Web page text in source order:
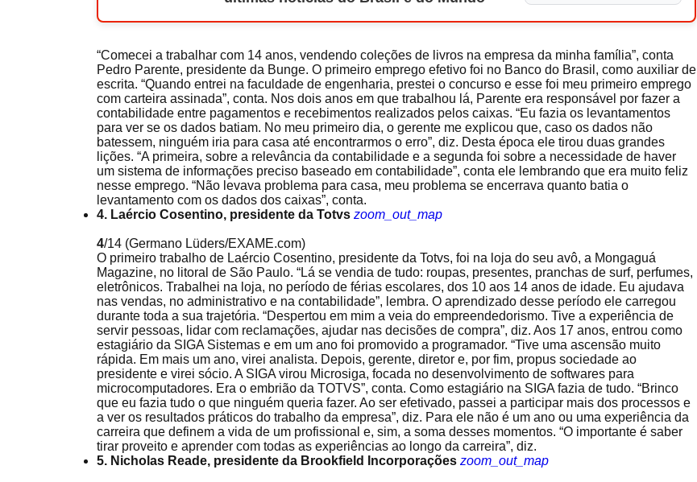
“Comecei a trabalhar com 14 anos, vendendo coleções de livros na empresa da minha família”, conta
Pedro Parente, presidente da Bunge. O primeiro emprego efetivo foi no Banco do Brasil, como auxiliar de
escrita. “Quando entrei na faculdade de engenharia, prestei o concurso e esse foi meu primeiro emprego
com carteira assinada”, conta. Nos dois anos em que trabalhou lá, Parente era responsável por fazer a
contabilidade entre pagamentos e recebimentos realizados pelos caixas. “Eu fazia os levantamentos
para ver se os dados batiam. No meu primeiro dia, o gerente me explicou que, caso os dados não
batessem, ninguém iria para casa até encontrarmos o erro”, diz. Desta época ele tirou duas grandes
lições. “A primeira, sobre a relevância da contabilidade e a segunda foi sobre a necessidade de haver
um sistema de informações preciso baseado em contabilidade”, conta ele lembrando que era muito feliz
nesse emprego. “Não levava problema para casa, meu problema se encerrava quanto batia o
levantamento com os dados dos caixas”, conta.
4. Laércio Cosentino, presidente da Totvs zoom_out_map
4/14 (Germano Lüders/EXAME.com)
O primeiro trabalho de Laércio Cosentino, presidente da Totvs, foi na loja do seu avô, a Mongaguá
Magazine, no litoral de São Paulo. “Lá se vendia de tudo: roupas, presentes, pranchas de surf, perfumes,
eletrônicos. Trabalhei na loja, no período de férias escolares, dos 10 aos 14 anos de idade. Eu ajudava
nas vendas, no administrativo e na contabilidade”, lembra. O aprendizado desse período ele carregou
durante toda a sua trajetória. “Despertou em mim a veia do empreendedorismo. Tive a experiência de
servir pessoas, lidar com reclamações, ajudar nas decisões de compra”, diz. Aos 17 anos, entrou como
estagiário da SIGA Sistemas e em um ano foi promovido a programador. “Tive uma ascensão muito
rápida. Em mais um ano, virei analista. Depois, gerente, diretor e, por fim, propus sociedade ao
presidente e virei sócio. A SIGA virou Microsiga, focada no desenvolvimento de softwares para
microcomputadores. Era o embrião da TOTVS”, conta. Como estagiário na SIGA fazia de tudo. “Brinco
que eu fazia tudo o que ninguém queria fazer. Ao ser efetivado, passei a participar mais dos processos e
a ver os resultados práticos do trabalho da empresa”, diz. Para ele não é um ano ou uma experiência da
carreira que definem a vida de um profissional e, sim, a soma desses momentos. “O importante é saber
tirar proveito e aprender com todas as experiências ao longo da carreira”, diz.
5. Nicholas Reade, presidente da Brookfield Incorporações zoom_out_map